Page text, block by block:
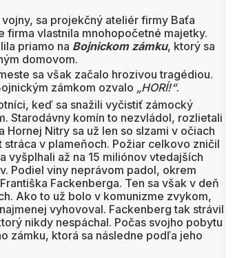
sa projekčný ateliér firmy Baťa
firma vlastnila mnohopočetné majetky.
priamo na Bojnickom zámku, ktorý sa
domovom.
sa však začalo hrozivou tragédiou.
zámkom ozvalo „HORÍ!“.
keď sa snažili vyčistiť zámocký
Starodávny komín to nezvládol, rozlietali
Nitry sa už len so slzami v očiach
v plameňoch. Požiar celkovo zničil
vyšplhali až na 15 miliónov vtedajších
Podiel viny neprávom padol, okrem
Fackenberga. Ten sa však v deň
Ako to už bolo v komunizme zvykom,
vyhovoval. Fackenberg tak strávil
nikdy nespáchal. Počas svojho pobytu
zámku, ktorá sa následne podľa jeho